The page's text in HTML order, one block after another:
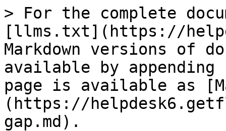
> For the complete
[llms.txt](https://
Markdown versions of
available by
page is available as
(https://
gap.md).